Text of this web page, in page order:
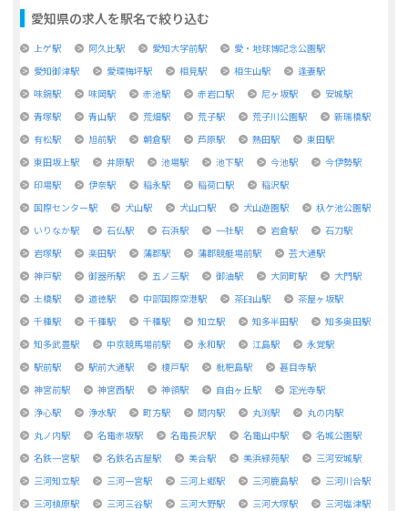
愛知県の求人を駅名で絞り込む
上ゲ駅 阿久比駅 愛知大学前駅
愛・地球博記念公園駅
愛知御津駅
愛環梅坪駅 相見駅 相生山駅
逢妻駅
味鋺駅
味岡駅 赤池駅 赤岩口駅 尼ヶ坂駅
安城駅
青塚駅
青山駅 荒畑駅 荒子駅 荒子川公園駅
新瑞橋駅
有松駅
旭前駅 朝倉駅 芦原駅 熱田駅
東田駅
東田坂上駅
井原駅 池場駅 池下駅 今池駅
今伊勢駅
印場駅
伊奈駅 稲永駅 稲荷口駅
稲沢駅
国際センター駅
犬山駅 犬山口駅 犬山遊園駅
杁ケ池公園駅
いりなか駅
石仏駅 石浜駅 一社駅 岩倉駅
石刀駅
岩塚駅
楽田駅 蒲郡駅 蒲郡競艇場前駅
芸大通駅
神戸駅
御器所駅 五ノ三駅 御油駅 大同町駅
大門駅
土橋駅
道徳駅 中部国際空港駅 茶臼山駅
茶屋ヶ坂駅
千種駅
千種駅 千種駅 知立駅 知多半田駅
知多奥田駅
知多武豊駅
中京競馬場前駅 永和駅 江島駅
永覚駅
駅前駅
駅前大通駅 榎戸駅 枇杷島駅
甚目寺駅
神宮前駅
神宮西駅 神領駅 自由ヶ丘駅
定光寺駅
浄心駅
浄水駅 町方駅 間内駅 丸渕駅
丸の内駅
丸ノ内駅
名電赤坂駅 名電長沢駅 名電山中駅
名城公園駅
名鉄一宮駅
名鉄名古屋駅 美合駅 美浜緑苑駅
三河安城駅
三河知立駅
三河一宮駅 三河上郷駅 三河鹿島駅
三河川合駅
三河槙原駅
三河三谷駅 三河大野駅 三河大塚駅
三河塩津駅